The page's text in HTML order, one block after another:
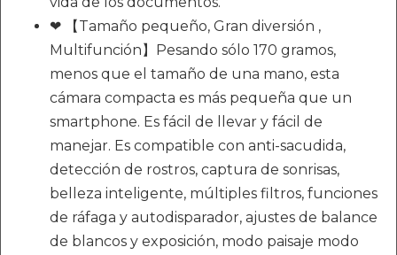
❤ 【Tamaño pequeño, Gran diversión ,
Multifunción】Pesando sólo 170 gramos,
menos que el tamaño de una mano, esta
cámara compacta es más pequeña que un
smartphone. Es fácil de llevar y fácil de
manejar. Es compatible con anti-sacudida,
detección de rostros, captura de sonrisas,
belleza inteligente, múltiples filtros, funciones
de ráfaga y autodisparador, ajustes de balance
de blancos y exposición, modo paisaje modo